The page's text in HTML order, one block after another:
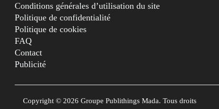
Conditions générales d’utilisation du site
Politique de confidentialité
Politique de cookies
FAQ
Contact
Publicité
Copyright © 2026 Groupe Publithings Mada. Tous droits